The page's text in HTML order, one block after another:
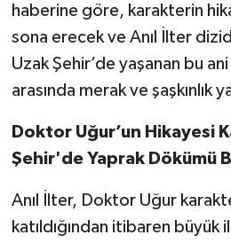
haberine göre, karakterin
sona erecek ve Anıl İlter
Uzak Şehir’de yaşanan bu
arasında merak ve şaşkınlık
Doktor Uğur’un Hikayesi
Şehir'de Yaprak Dökümü
Anıl İlter, Doktor Uğur
katıldığından itibaren